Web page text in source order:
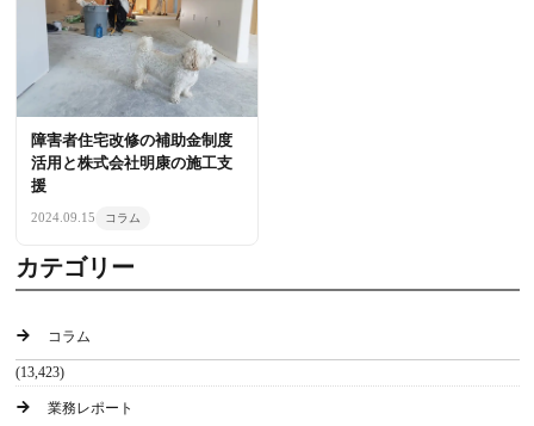
障害者住宅改修の補助金制度
活用と株式会社明康の施工支
援
2024.09.15 コラム
カテゴリー
コラム
(13,423)
業務レポート